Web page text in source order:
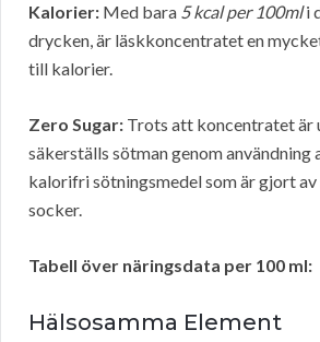
Kalorier: Med bara 5 kcal per 100mli
drycken, är läskkoncentratet en
till kalorier.
Zero Sugar: Trots att koncentratet är
säkerställs sötman genom användning
kalorifri sötningsmedel som är gjort
socker.
Tabell över näringsdata per 100 ml:
Hälsosamma Element